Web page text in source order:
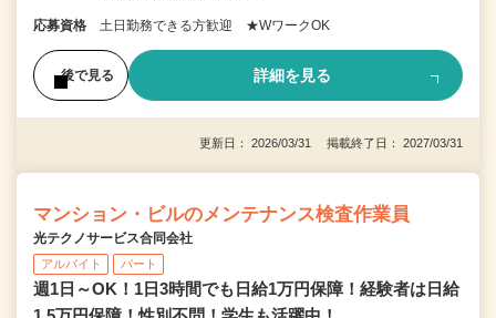
応募資格 土日勤務できる方歓迎 ★WワークOK
後で見る 詳細を見る
更新日： 2026/03/31 掲載終了日： 2027/03/31
マンション・ビルのメンテナンス検査作業員
光テクノサービス合同会社
アルバイト パート
週1日～OK！1日3時間でも日給1万円保障！経験者は日給